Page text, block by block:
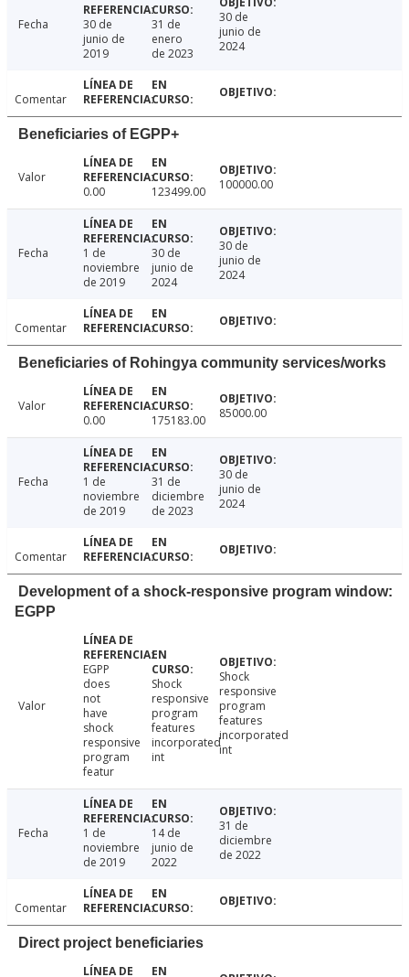
Fecha
30 de
junio de
2019
31 de
enero
de 2023
30 de
junio de
2024
Comentar
Beneficiaries of EGPP+
Valor
0.00
123499.00 100000.00
Fecha
1 de
noviembre
de 2019
30 de
junio de
2024
30 de
junio de
2024
Comentar
Beneficiaries of Rohingya community services/works
Valor
0.00
175183.00 85000.00
Fecha
1 de
noviembre
de 2019
31 de
diciembre
de 2023
30 de
junio de
2024
Comentar
Development of a shock-responsive program window:
EGPP
Valor
EGPP
does
not
have
shock
responsive
program
featur
Shock
responsive
program
features
incorporated
int
Shock
responsive
program
features
incorporated
int
Fecha
1 de
noviembre
de 2019
14 de
junio de
2022
31 de
diciembre
de 2022
Comentar
Direct project beneficiaries